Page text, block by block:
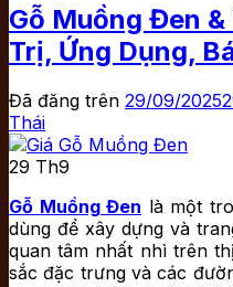
Gỗ Muồng Đen
Trị, Ứng Dụng,
Đã đăng trên 29/09/2025
Thái
29 Th9
Gỗ Muồng Đen là một
dùng để xây dựng và
quan tâm nhất nhì trên
sắc đặc trưng và các